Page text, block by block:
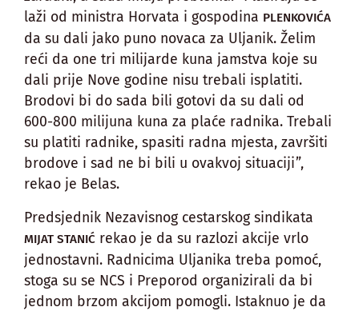
laži od ministra Horvata i gospodina PLENKOVIĆA
da su dali jako puno novaca za Uljanik. Želim
reći da one tri milijarde kuna jamstva koje su
dali prije Nove godine nisu trebali isplatiti.
Brodovi bi do sada bili gotovi da su dali od
600-800 milijuna kuna za plaće radnika. Trebali
su platiti radnike, spasiti radna mjesta, završiti
brodove i sad ne bi bili u ovakvoj situaciji”,
rekao je Belas.
Predsjednik Nezavisnog cestarskog sindikata
MIJAT STANIĆ rekao je da su razlozi akcije vrlo
jednostavni. Radnicima Uljanika treba pomoć,
stoga su se NCS i Preporod organizirali da bi
jednom brzom akcijom pomogli. Istaknuo je da